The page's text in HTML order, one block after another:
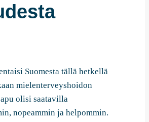
Suomesta tällä hetkellä
mielenterveyshoidon
olisi saatavilla
nopeammin ja helpommin.